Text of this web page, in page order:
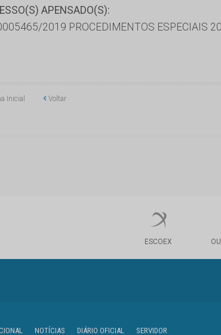
APENSADO(S):
2019 PROCEDIMENTOS ESPECIAIS
Inicial Voltar
ESCOEX
NOTÍCIAS DIÁRIO OFICIAL SERVIDOR